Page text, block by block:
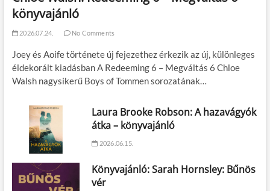
könyvajánló
2026.07.24. No Comments
Joey és Aoife története új fejezethez érkezik az új, különleges
éldekorált kiadásban A Redeeming 6 – Megváltás 6 Chloe
Walsh nagysikerű Boys of Tommen sorozatának…
Laura Brooke Robson: A hazavágyók
átka – könyvajánló
2026.06.15.
Könyvajánló: Sarah Hornsley: Bűnös
vér